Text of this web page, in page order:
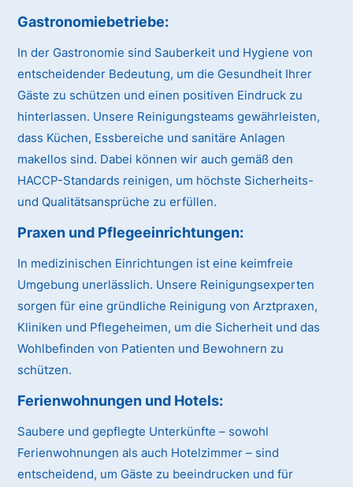
Gastronomiebetriebe:
In der Gastronomie sind Sauberkeit und Hygiene von
entscheidender Bedeutung, um die Gesundheit Ihrer
Gäste zu schützen und einen positiven Eindruck zu
hinterlassen. Unsere Reinigungsteams gewährleisten,
dass Küchen, Essbereiche und sanitäre Anlagen
makellos sind. Dabei können wir auch gemäß den
HACCP-Standards reinigen, um höchste Sicherheits-
und Qualitätsansprüche zu erfüllen.
Praxen und Pflegeeinrichtungen:
In medizinischen Einrichtungen ist eine keimfreie
Umgebung unerlässlich. Unsere Reinigungsexperten
sorgen für eine gründliche Reinigung von Arztpraxen,
Kliniken und Pflegeheimen, um die Sicherheit und das
Wohlbefinden von Patienten und Bewohnern zu
schützen.
Ferienwohnungen und Hotels:
Saubere und gepflegte Unterkünfte – sowohl
Ferienwohnungen als auch Hotelzimmer – sind
entscheidend, um Gäste zu beeindrucken und für